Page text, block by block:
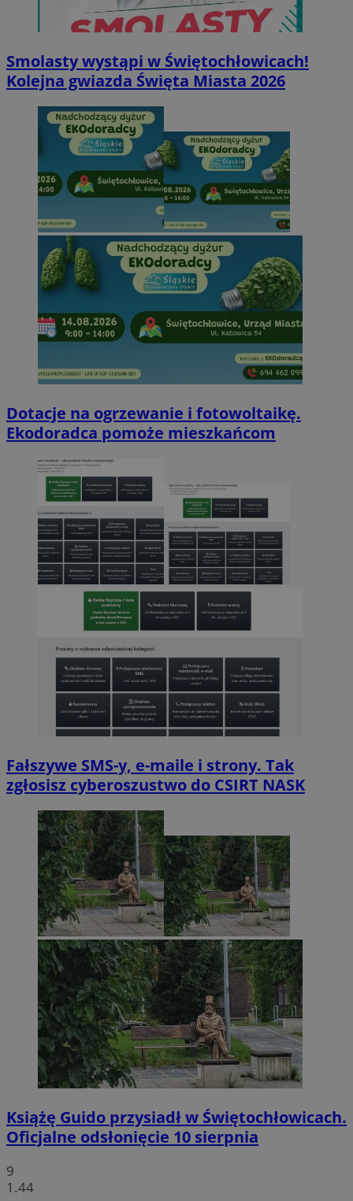
Smolasty wystąpi w Świętochłowicach!
Kolejna gwiazda Święta Miasta 2026
Dotacje na ogrzewanie i fotowoltaikę.
Ekodoradca pomoże mieszkańcom
Fałszywe SMS-y, e-maile i strony. Tak
zgłosisz cyberoszustwo do CSIRT NASK
Książę Guido przysiadł w Świętochłowicach.
Oficjalne odsłonięcie 10 sierpnia
9
1.44